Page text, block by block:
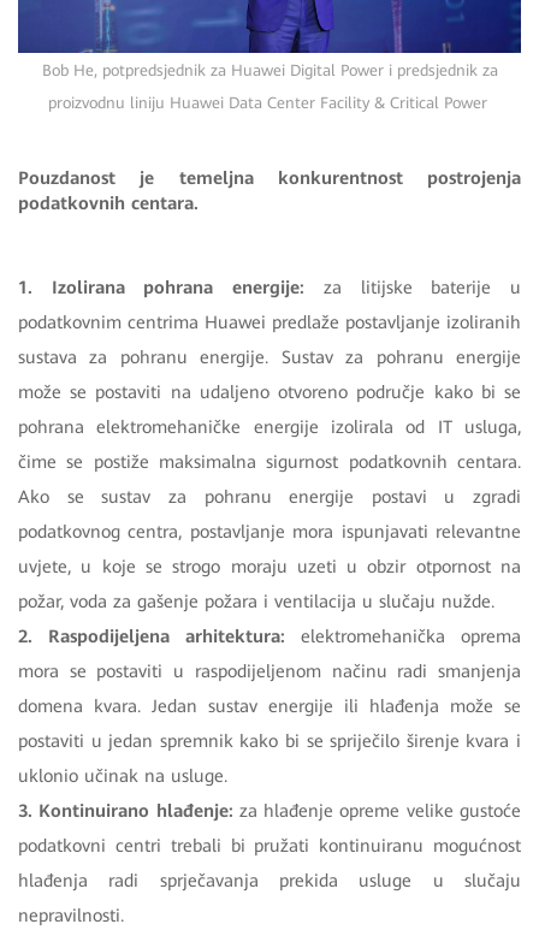
Bob He, potpredsjednik za Huawei Digital Power i predsjednik za
proizvodnu liniju Huawei Data Center Facility & Critical Power
Pouzdanost je temeljna konkurentnost postrojenja
podatkovnih centara.
1. Izolirana pohrana energije: za litijske baterije u
podatkovnim centrima Huawei predlaže postavljanje izoliranih
sustava za pohranu energije. Sustav za pohranu energije
može se postaviti na udaljeno otvoreno područje kako bi se
pohrana elektromehaničke energije izolirala od IT usluga,
čime se postiže maksimalna sigurnost podatkovnih centara.
Ako se sustav za pohranu energije postavi u zgradi
podatkovnog centra, postavljanje mora ispunjavati relevantne
uvjete, u koje se strogo moraju uzeti u obzir otpornost na
požar, voda za gašenje požara i ventilacija u slučaju nužde.
2. Raspodijeljena arhitektura: elektromehanička oprema
mora se postaviti u raspodijeljenom načinu radi smanjenja
domena kvara. Jedan sustav energije ili hlađenja može se
postaviti u jedan spremnik kako bi se spriječilo širenje kvara i
uklonio učinak na usluge.
3. Kontinuirano hlađenje: za hlađenje opreme velike gustoće
podatkovni centri trebali bi pružati kontinuiranu mogućnost
hlađenja radi sprječavanja prekida usluge u slučaju
nepravilnosti.